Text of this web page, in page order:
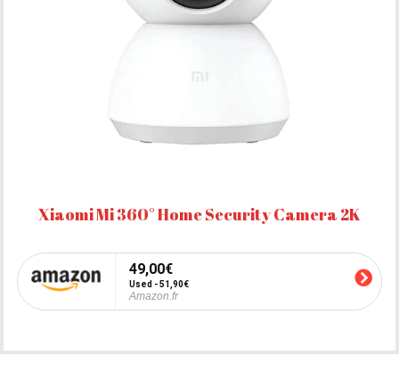
Xiaomi Mi 360° Home Security Camera 2K
49,00€
Used - 51,90€
Amazon.fr